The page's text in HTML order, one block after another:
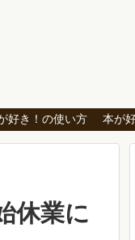
好き！の使い方 本が
休業に